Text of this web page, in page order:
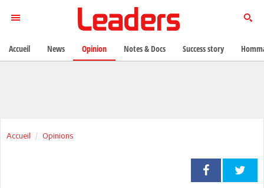
Accueil Opinions
Accueil News Opinion Notes & Docs Success story